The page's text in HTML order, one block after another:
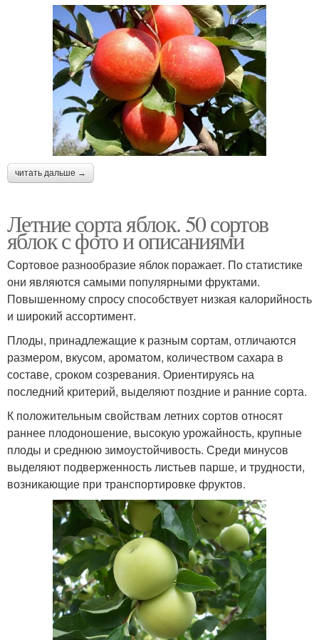
Технические сорта
читать дальше →
Летние сорта яблок. 50 сортов
яблок с фото и описаниями
Сортовое разнообразие яблок поражает. По статистике
они являются самыми популярными фруктами.
Повышенному спросу способствует низкая калорийность
и широкий ассортимент.
Плоды, принадлежащие к разным сортам, отличаются
размером, вкусом, ароматом, количеством сахара в
составе, сроком созревания. Ориентируясь на
последний критерий, выделяют поздние и ранние сорта.
К положительным свойствам летних сортов относят
раннее плодоношение, высокую урожайность, крупные
плоды и среднюю зимоустойчивость. Среди минусов
выделяют подверженность листьев парше, и трудности,
возникающие при транспортировке фруктов.